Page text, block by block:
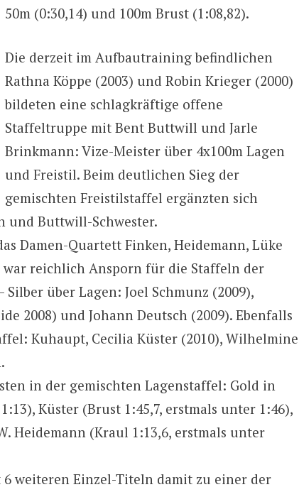
50m (0:30,14) und 100m Brust (1:08,82).
Die derzeit im Aufbautraining befindlichen
Rathna Köppe (2003) und Robin Krieger (2000)
bildeten eine schlagkräftige offene
Staffeltruppe mit Bent Buttwill und Jarle
Brinkmann: Vize-Meister über 4x100m Lagen
und Freistil. Beim deutlichen Sieg der
gemischten Freistilstaffel ergänzten sich
und Buttwill-Schwester.
Damen-Quartett Finken, Heidemann, Lüke
reichlich Ansporn für die Staffeln der
Silber über Lagen: Joel Schmunz (2009),
2008) und Johann Deutsch (2009). Ebenfalls
Kuhaupt, Cecilia Küster (2010), Wilhelmine
in der gemischten Lagenstaffel: Gold in
Küster (Brust 1:45,7, erstmals unter 1:46),
Heidemann (Kraul 1:13,6, erstmals unter
weiteren Einzel-Titeln damit zu einer der